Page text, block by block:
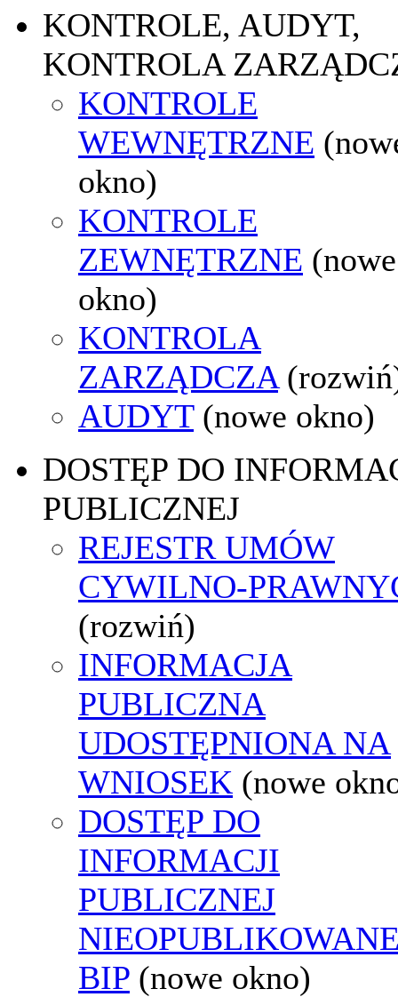
KONTROLE, AUDYT,
KONTROLA
KONTROLE
WEWNĘTRZNE
okno)
KONTROLE
ZEWNĘTRZNE (nowe
okno)
KONTROLA
ZARZĄDCZA
AUDYT (nowe okno)
DOSTĘP DO
PUBLICZNEJ
REJESTR UMÓW
CYWILNO-
(rozwiń)
INFORMACJA
PUBLICZNA
UDOSTĘPNIONA NA
WNIOSEK (nowe
DOSTĘP DO
INFORMACJI
PUBLICZNEJ
BIP (nowe okno)